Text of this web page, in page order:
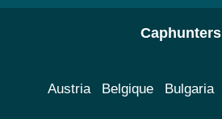
Caphunters
Austria Belgique Bulgaria